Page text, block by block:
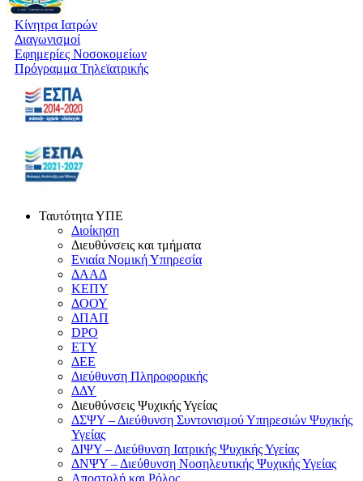
Κίνητρα Ιατρών
Διαγωνισμοί
Εφημερίες Νοσοκομείων
Πρόγραμμα Τηλεϊατρικής
Ταυτότητα ΥΠΕ
Διοίκηση
Διευθύνσεις και τμήματα
Ενιαία Νομική Υπηρεσία
ΔΑΑΔ
ΚΕΠΥ
ΔΟΟΥ
ΔΠΑΠ
DPO
ΕΤΥ
ΔΕΕ
Διεύθυνση Πληροφορικής
ΔΔΥ
Διευθύνσεις Ψυχικής Υγείας
ΔΣΨΥ – Διεύθυνση Συντονισμού Υπηρεσιών Ψυχικής
Υγείας
ΔΙΨΥ – Διεύθυνση Ιατρικής Ψυχικής Υγείας
ΔΝΨΥ – Διεύθυνση Νοσηλευτικής Ψυχικής Υγείας
Αποστολή και Ρόλος